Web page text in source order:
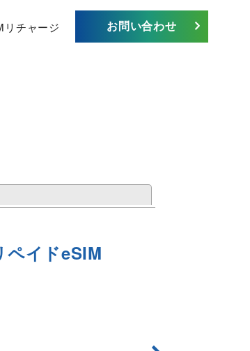
リチャージ お問い合わせ
ペイドeSIM